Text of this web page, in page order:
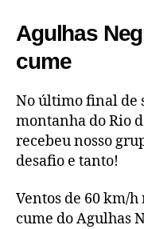
Agulhas
cume
No último final de
montanha do Rio
recebeu nosso
desafio e tanto!
Ventos de 60 km/
cume do Agulhas